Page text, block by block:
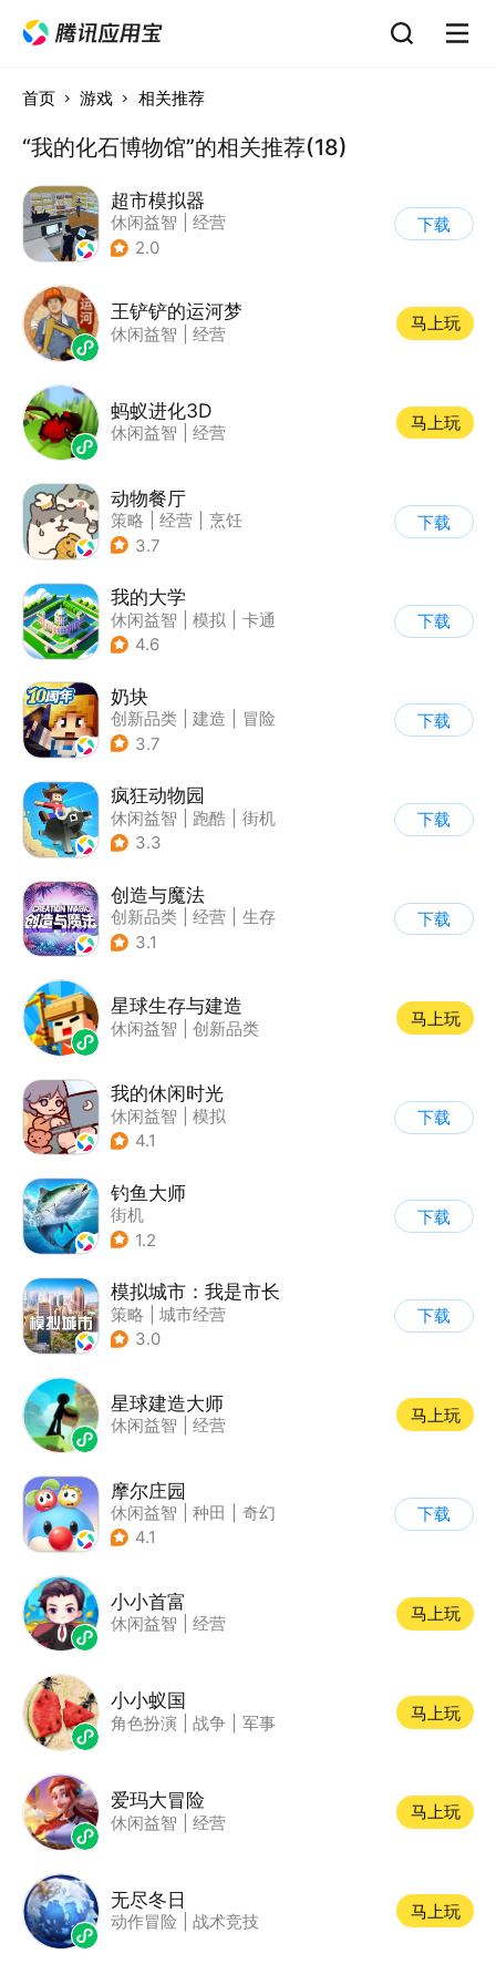
首页 游戏 相关推荐
“我的化石博物馆”的相关推荐(18)
超市模拟器
休闲益智
经营
| 文字游戏
2.0
下载
王铲铲的运河梦
休闲益智 经营
马上玩
蚂蚁进化3D
休闲益智 经营
马上玩
动物餐厅
策略 经营
烹饪
| 宠物
3.7
下载
我的大学
休闲益智 模拟
卡通
| 九游
4.6
下载
奶块
创新品类 建造
冒险
| 开放世界
3.7
下载
疯狂动物园
休闲益智 跑酷
街机
| 像素风
3.3
下载
创造与魔法
创新品类 经营
生存
| 开放世界
3.1
下载
星球生存与建造
休闲益智 创新品类
马上玩
我的休闲时光
休闲益智
模拟
4.1
下载
钓鱼大师
街机
1.2
下载
模拟城市：我是市长
策略
城市经营
| 模拟城市
3.0
下载
星球建造大师
休闲益智 经营
马上玩
摩尔庄园
休闲益智 种田
奇幻
| 摩尔庄园
4.1
下载
小小首富
休闲益智 经营
马上玩
小小蚁国
角色扮演 战争 军事
马上玩
爱玛大冒险
休闲益智 经营
马上玩
无尽冬日
动作冒险 战术竞技
马上玩